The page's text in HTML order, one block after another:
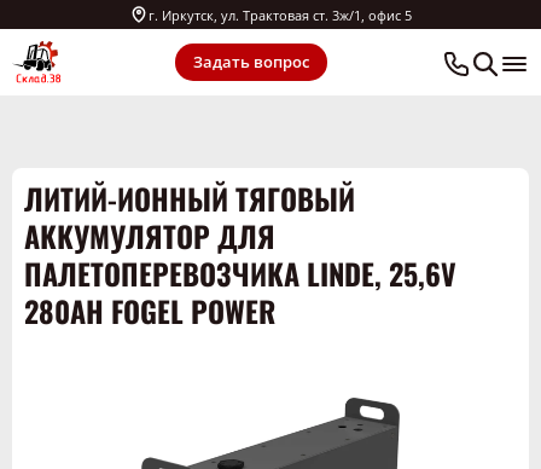
г. Иркутск, ул. Трактовая ст. 3ж/1, офис 5
Задать вопрос
ЛИТИЙ-ИОННЫЙ ТЯГОВЫЙ
АККУМУЛЯТОР ДЛЯ
ПАЛЕТОПЕРЕВОЗЧИКА LINDE, 25,6V
280AH FOGEL POWER